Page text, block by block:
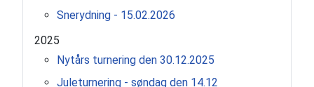
Snerydning - 15.02.2026
2025
Nytårs turnering den 30.12.2025
Juleturnering - søndag den 14.12